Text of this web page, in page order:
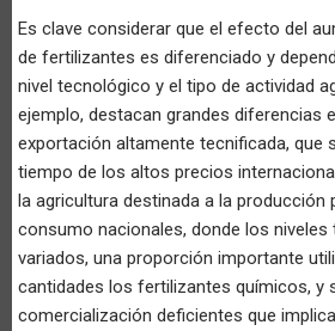
Es clave considerar que el efecto del
de fertilizantes es diferenciado y
nivel tecnológico y el tipo de actividad
ejemplo, destacan grandes diferencias
exportación altamente tecnificada, que
tiempo de los altos precios
la agricultura destinada a la producción
consumo nacionales, donde los
variados, una proporción importante
cantidades los fertilizantes químicos, y
comercialización deficientes que